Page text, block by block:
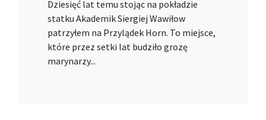
Dziesięć lat temu stojąc na pokładzie
statku Akademik Siergiej Wawiłow
patrzyłem na Przylądek Horn. To miejsce,
które przez setki lat budziło grozę
marynarzy...